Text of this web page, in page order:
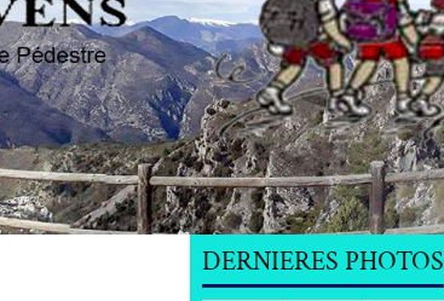
DERNIERES PHOTOS